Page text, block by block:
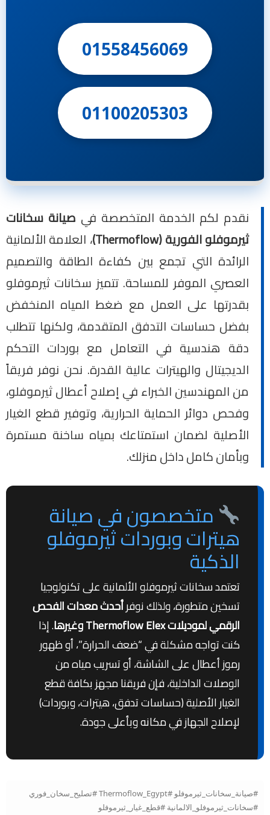
01558456069
01100205303
نقدم لكم الخدمة المتخصصة في صيانة سخانات
ثيرموفلو الفورية (Thermoflow)
، العلامة الألمانية
الرائدة التي تجمع بين كفاءة الطاقة والتصميم
العصري الموفر للمساحة. تتميز سخانات ثيرموفلو
بقدرتها على العمل مع ضغط المياه المنخفض
بفضل حساسات التدفق المتقدمة، ولكنها تتطلب
دقة هندسية في التعامل مع بوردات التحكم
الديجيتال والهيترات عالية القدرة. نحن نوفر فريقاً
من المهندسين الخبراء في إصلاح أعطال ثيرموفلو،
وفحص دوائر الحماية الحرارية، وتوفير قطع الغيار
الأصلية لضمان استمتاعك بمياه ساخنة مستمرة
وبأمان كامل داخل منزلك.
متخصصون في صيانة
هيترات وبوردات ثيرموفلو
الذكية
تعتمد سخانات ثيرموفلو الألمانية على تكنولوجيا
تسخين متطورة، ولذلك نوفرأحدث معدات الفحص
الرقمي لموديلات Thermoflow Elex وغيرها
. إذا
كنت تواجه مشكلة في “ضعف الحرارة”، أو ظهور
رموز أعطال على الشاشة، أو تسريب مياه من
الوصلات الداخلية، فإن فريقنا مجهز بكافة قطع
الغيار الأصلية (حساسات تدفق، هيترات، وبوردات)
لإصلاح الجهاز في مكانه وبأعلى جودة.
#صيانة_سخانات_ثيرموفلو #Thermoflow_Egypt #تصليح_سخان_فوري
#سخانات_ثيرموفلو_الالمانية #قطع_غيار_ثيرموفلو